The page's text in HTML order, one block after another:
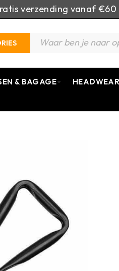
verzending vanaf €60
& BAGAGE HEADWEAR